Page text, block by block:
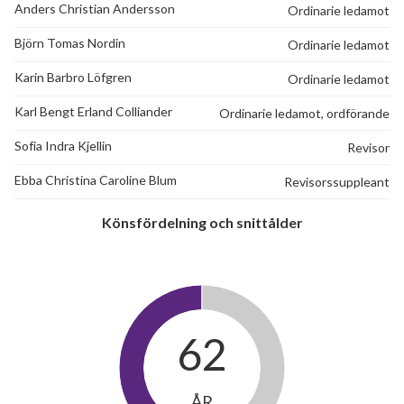
Anders Christian Andersson Ordinarie ledamot
Björn Tomas Nordin Ordinarie ledamot
Karin Barbro Löfgren Ordinarie ledamot
Karl Bengt Erland Colliander Ordinarie ledamot, ordförande
Sofia Indra Kjellin Revisor
Ebba Christina Caroline Blum Revisorssuppleant
Könsfördelning och snittålder
62